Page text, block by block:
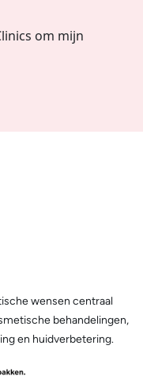
om mijn
wensen centraal
behandelingen,
en huidverbetering.